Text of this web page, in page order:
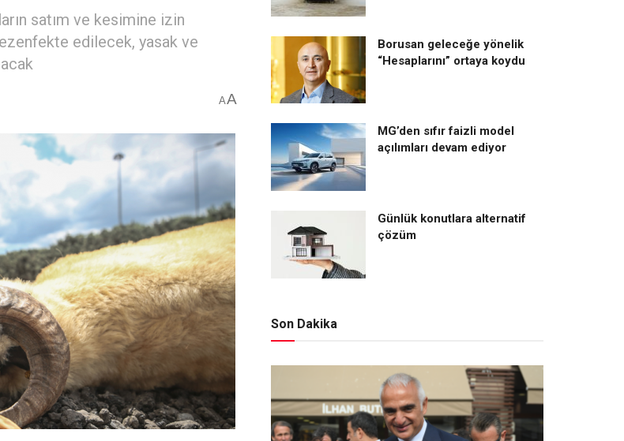
satım ve kesimine izin
edilecek, yasak ve
AA
Borusan geleceğe yönelik
“Hesaplarını” ortaya koydu
MG’den sıfır faizli model
açılımları devam ediyor
Günlük konutlara alternatif
çözüm
Son Dakika